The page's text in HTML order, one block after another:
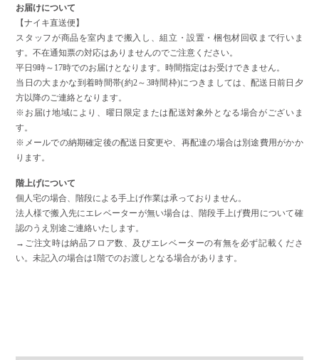
お届けについて
【ナイキ直送便】
スタッフが商品を室内まで搬入し、組立・設置・梱包材回収まで行いま
す。不在通知票の対応はありませんのでご注意ください。
平日9時～17時でのお届けとなります。時間指定はお受けできません。
当日の大まかな到着時間帯(約2～3時間枠)につきましては、配送日前日夕
方以降のご連絡となります。
※お届け地域により、曜日限定または配送対象外となる場合がございま
す。
※メールでの納期確定後の配送日変更や、再配達の場合は別途費用がかか
ります。
階上げについて
個人宅の場合、階段による手上げ作業は承っておりません。
法人様で搬入先にエレベーターが無い場合は、階段手上げ費用について確
認のうえ別途ご連絡いたします。
→ご注文時は納品フロア数、及びエレベーターの有無を必ず記載くださ
い。未記入の場合は1階でのお渡しとなる場合があります。